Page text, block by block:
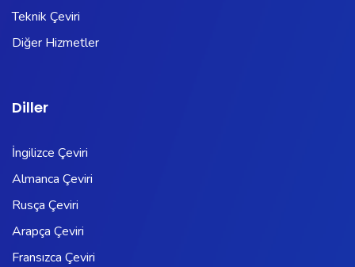
Teknik Çeviri
Diğer Hizmetler
Diller
İngilizce Çeviri
Almanca Çeviri
Rusça Çeviri
Arapça Çeviri
Fransızca Çeviri